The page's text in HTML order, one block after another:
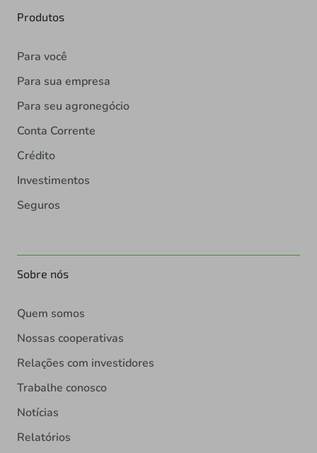
Produtos
Para você
Para sua empresa
Para seu agronegócio
Conta Corrente
Crédito
Investimentos
Seguros
Sobre nós
Quem somos
Nossas cooperativas
Relações com investidores
Trabalhe conosco
Notícias
Relatórios